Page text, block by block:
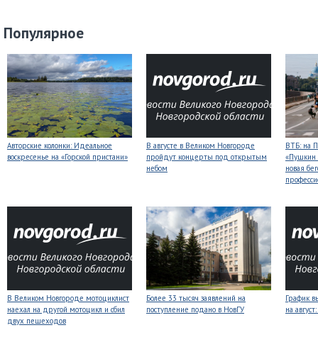
Популярное
Авторские колонки: Идеальное
воскресенье на «Горской пристани»
В августе в Великом Новгороде
пройдут концерты под открытым
небом
ВТБ: на
«Пушкин
новая
В Великом Новгороде мотоциклист
наехал на другой мотоцикл и сбил
двух пешеходов
Более 33 тысяч заявлений на
поступление подано в НовГУ
График
на